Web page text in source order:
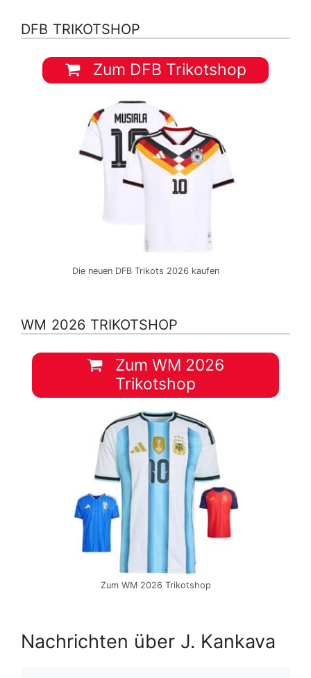
DFB TRIKOTSHOP
Zum DFB Trikotshop
Die neuen DFB Trikots 2026 kaufen
WM 2026 TRIKOTSHOP
Zum WM 2026
Trikotshop
Zum WM 2026 Trikotshop
Nachrichten über J. Kankava